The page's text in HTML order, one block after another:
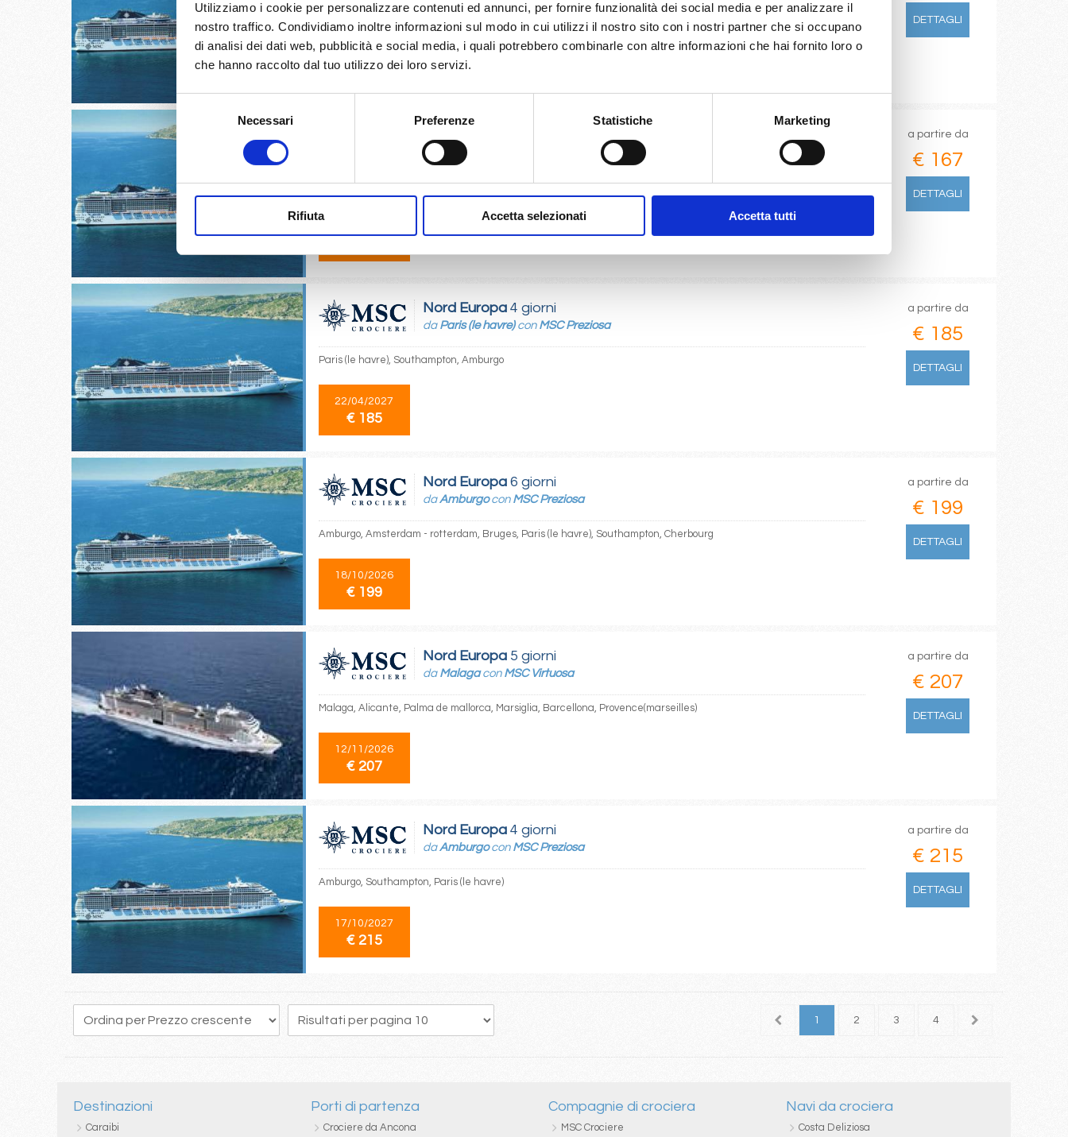
Utilizziamo i cookie per personalizzare contenuti ed annunci, per fornire funzionalità dei social media e per analizzare il
nostro traffico. Condividiamo inoltre informazioni sul modo in cui utilizzi il nostro sito con i nostri partner che si occupano
di analisi dei dati web, pubblicità e social media, i quali potrebbero combinarle con altre informazioni che hai fornito loro o
che hanno raccolto dal tuo utilizzo dei loro servizi.
Selezione
consenso
Necessari Preferenze Statistiche Marketing
Rifiuta Accetta selezionati Accetta tutti
Amsterdam - rotterdam, Paris (le havre), Southampton, Amburgo
21/04/2027
€ 159
DETTAGLI
da Amburgo
Amburgo, Amsterdam - rotterdam, Bruges, Paris (le havre), Cherbourg
a partire da
€ 167
DETTAGLI
Nord Europa 4 giorni
da Paris (le havre)con MSC Preziosa
Paris (le havre), Southampton, Amburgo
22/04/2027
€ 185
a partire da
€ 185
DETTAGLI
Nord Europa 6 giorni
daAmburgocon MSC Preziosa
Amburgo, Amsterdam - rotterdam, Bruges, Paris (le havre), Southampton, Cherbourg
18/10/2026
€ 199
a partire da
€ 199
DETTAGLI
Nord Europa 5 giorni
da Malagacon MSC Virtuosa
Malaga, Alicante, Palma de mallorca, Marsiglia, Barcellona, Provence(marseilles)
12/11/2026
€ 207
a partire da
€ 207
DETTAGLI
Nord Europa 4 giorni
daAmburgocon MSC Preziosa
Amburgo, Southampton, Paris (le havre)
17/10/2027
€ 215
a partire da
€ 215
DETTAGLI
1 2 3 4 5
Destinazioni
Caraibi
Porti di partenza
Crociere da Ancona
Compagnie di crociera
MSC Crociere
Navi da crociera
Costa Deliziosa